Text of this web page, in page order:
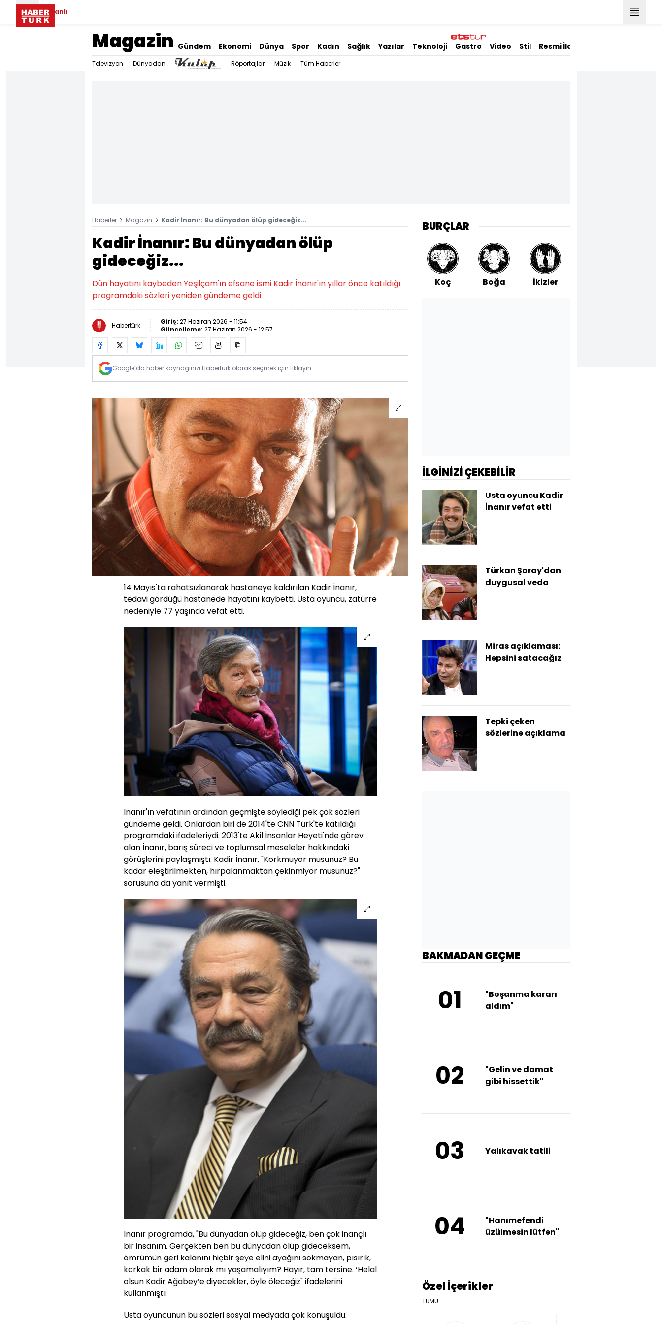
Canlı
Magazin Gündem Ekonomi Dünya Spor Kadın Sağlık Yazılar Teknoloji Gastro Video Stil Resmi İlanlar
Televizyon Dünyadan Röportajlar Müzik Tüm Haberler
Haberler Magazin Kadir İnanır: Bu dünyadan ölüp gideceğiz...
Kadir İnanır: Bu dünyadan ölüp
gideceğiz...
Dün hayatını kaybeden Yeşilçam'ın efsane ismi Kadir İnanır'ın yıllar önce katıldığı
programdaki sözleri yeniden gündeme geldi
Habertürk Giriş: 27 Haziran 2026 - 11:54
Güncelleme: 27 Haziran 2026 - 12:57
Google’da haber kaynağınızı Habertürk olarak seçmek için tıklayın
14 Mayıs'ta rahatsızlanarak hastaneye kaldırılan Kadir İnanır,
tedavi gördüğü hastanede hayatını kaybetti. Usta oyuncu, zatürre
nedeniyle 77 yaşında vefat etti.
İnanır'ın vefatının ardından geçmişte söylediği pek çok sözleri
gündeme geldi. Onlardan biri de 2014'te CNN Türk'te katıldığı
programdaki ifadeleriydi. 2013'te Akil İnsanlar Heyeti'nde görev
alan İnanır, barış süreci ve toplumsal meseleler hakkındaki
görüşlerini paylaşmıştı. Kadir İnanır, "Korkmuyor musunuz? Bu
kadar eleştirilmekten, hırpalanmaktan çekinmiyor musunuz?"
sorusuna da yanıt vermişti.
İnanır programda, "Bu dünyadan ölüp gideceğiz, ben çok inançlı
bir insanım. Gerçekten ben bu dünyadan ölüp gideceksem,
ömrümün geri kalanını hiçbir şeye elini ayağını sokmayan, pısırık,
korkak bir adam olarak mı yaşamalıyım? Hayır, tam tersine. ‘Helal
olsun Kadir Ağabey’e diyecekler, öyle öleceğiz" ifadelerini
kullanmıştı.
Usta oyuncunun bu sözleri sosyal medyada çok konuşuldu.
BURÇLAR
Koç Boğa İkizler
Özel İçerikler
TÜMÜ
İLGİNİZİ ÇEKEBİLİR
Usta oyuncu Kadir
İnanır vefat etti
Türkan Şoray'dan
duygusal veda
Miras açıklaması:
Hepsini satacağız
Tepki çeken
sözlerine açıklama
BAKMADAN GEÇME
01
"Boşanma kararı
aldım"
02
"Gelin ve damat
gibi hissettik"
03 Yalıkavak tatili
04
"Hanımefendi
üzülmesin lütfen"